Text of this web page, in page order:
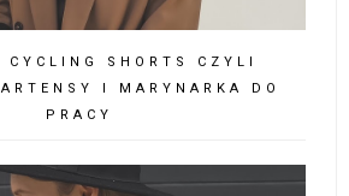
CYCLING SHORTS CZYLI
I MARYNARKA DO
PRACY